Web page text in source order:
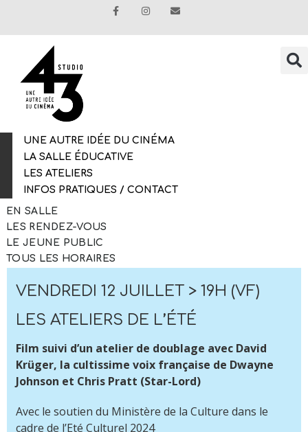
UNE AUTRE IDÉE DU CINÉMA
LA SALLE ÉDUCATIVE
LES ATELIERS
INFOS PRATIQUES / CONTACT
EN SALLE
LES RENDEZ-VOUS
LE JEUNE PUBLIC
TOUS LES HORAIRES
VENDREDI 12 JUILLET > 19H (VF)
LES ATELIERS DE L’ÉTÉ
Film suivi d’un atelier de doublage avec David
Krüger, la cultissime voix française de Dwayne
Johnson et Chris Pratt (Star-Lord)
Avec le soutien du Ministère de la Culture dans le
cadre de l’Eté Culturel 2024